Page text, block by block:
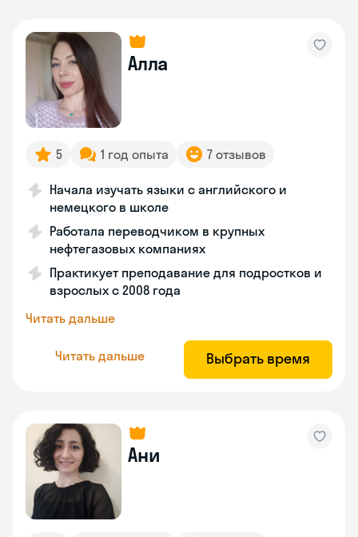
Алла
5 1 год опыта 7 отзывов
Начала изучать языки с английского и
немецкого в школе
Работала переводчиком в крупных
нефтегазовых компаниях
Практикует преподавание для подростков и
взрослых с 2008 года
Читать дальше
Читать дальше Выбрать время
Ани